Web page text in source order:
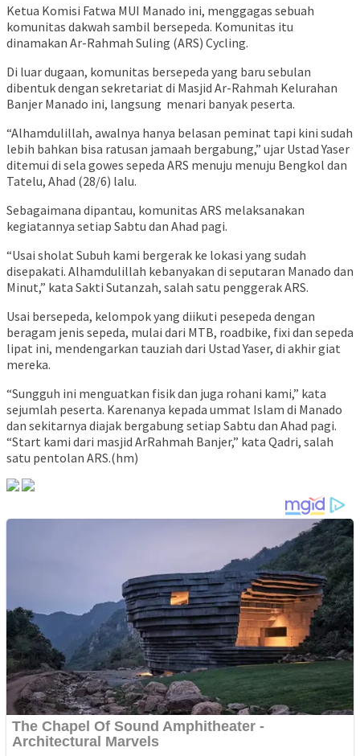
Ketua Komisi Fatwa MUI Manado ini, menggagas sebuah
komunitas dakwah sambil bersepeda. Komunitas itu
dinamakan Ar-Rahmah Suling (ARS) Cycling.
Di luar dugaan, komunitas bersepeda yang baru sebulan
dibentuk dengan sekretariat di Masjid Ar-Rahmah Kelurahan
Banjer Manado ini, langsung menari banyak peserta.
“Alhamdulillah, awalnya hanya belasan peminat tapi kini sudah
lebih bahkan bisa ratusan jamaah bergabung,” ujar Ustad Yaser
ditemui di sela gowes sepeda ARS menuju menuju Bengkol dan
Tatelu, Ahad (28/6) lalu.
Sebagaimana dipantau, komunitas ARS melaksanakan
kegiatannya setiap Sabtu dan Ahad pagi.
“Usai sholat Subuh kami bergerak ke lokasi yang sudah
disepakati. Alhamdulillah kebanyakan di seputaran Manado dan
Minut,” kata Sakti Sutanzah, salah satu penggerak ARS.
Usai bersepeda, kelompok yang diikuti pesepeda dengan
beragam jenis sepeda, mulai dari MTB, roadbike, fixi dan sepeda
lipat ini, mendengarkan tauziah dari Ustad Yaser, di akhir giat
mereka.
“Sungguh ini menguatkan fisik dan juga rohani kami,” kata
sejumlah peserta. Karenanya kepada ummat Islam di Manado
dan sekitarnya diajak bergabung setiap Sabtu dan Ahad pagi.
“Start kami dari masjid ArRahmah Banjer,” kata Qadri, salah
satu pentolan ARS.(hm)